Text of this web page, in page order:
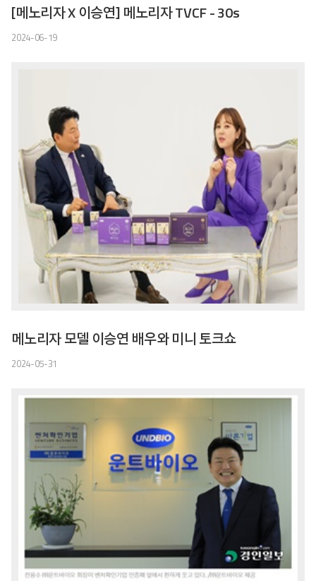
[메노리자 X 이승연] 메노리자 TVCF - 30s
2024-06-19
메노리자 모델 이승연 배우와 미니 토크쇼
2024-05-31